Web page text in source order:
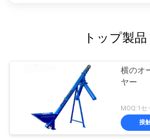
トップ製品
横のオ
ヤー
MOQ:1セ
接